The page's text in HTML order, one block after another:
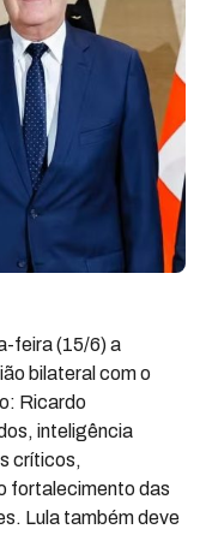
feira (15/6) a
bilateral com o
Ricardo
inteligência
críticos,
fortalecimento das
Lula também deve